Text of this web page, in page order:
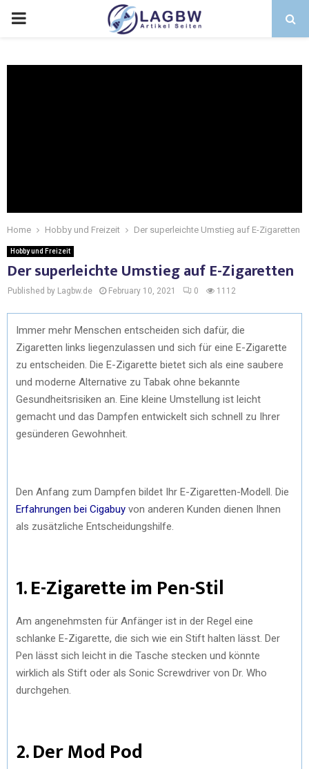
Home Hobby und Freizeit Der superleichte Umstieg auf E-Zigaretten
Hobby und Freizeit
Der superleichte Umstieg auf E-Zigaretten
Published by Lagbw.de February 10, 2021 0 1112
Immer mehr Menschen entscheiden sich dafür, die
Zigaretten links liegenzulassen und sich für eine E-Zigarette
zu entscheiden. Die E-Zigarette bietet sich als eine saubere
und moderne Alternative zu Tabak ohne bekannte
Gesundheitsrisiken an. Eine kleine Umstellung ist leicht
gemacht und das Dampfen entwickelt sich schnell zu Ihrer
gesünderen Gewohnheit.
Den Anfang zum Dampfen bildet Ihr E-Zigaretten-Modell. Die
Erfahrungen bei Cigabuy von anderen Kunden dienen Ihnen
als zusätzliche Entscheidungshilfe.
1. E-Zigarette im Pen-Stil
Am angenehmsten für Anfänger ist in der Regel eine
schlanke E-Zigarette, die sich wie ein Stift halten lässt. Der
Pen lässt sich leicht in die Tasche stecken und könnte
wirklich als Stift oder als Sonic Screwdriver von Dr. Who
durchgehen.
2. Der Mod Pod